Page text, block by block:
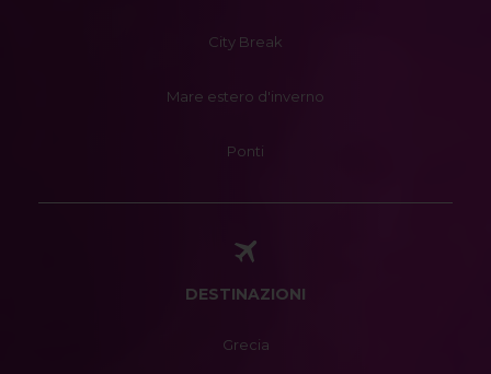
City Break
Mare estero d'inverno
Ponti
DESTINAZIONI
Grecia